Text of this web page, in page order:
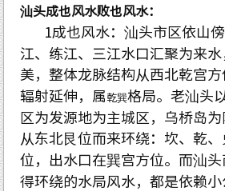
汕头成也风水败也风水：
1成也风水：汕头市区依山
江、练江、三江水口汇聚为来
美，整体龙脉结构从西北乾宫
辐射延伸，属乾巽格局。老汕头
区为发源地为主城区，乌桥岛
从东北艮位而来环绕：坎、乾
位，出水口在巽宫方位。而汕
得环绕的水局风水，都是依赖